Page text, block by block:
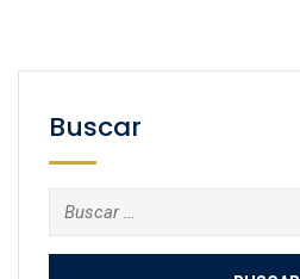
Buscar
Buscar: